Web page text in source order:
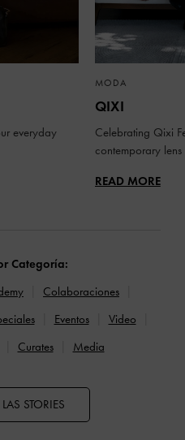
everyday
MODA
QIXI
Celebrating Qixi
contemporary lens
READ MORE
Categoría:
Colaboraciones
Eventos
Video
Curates Media
STORIES